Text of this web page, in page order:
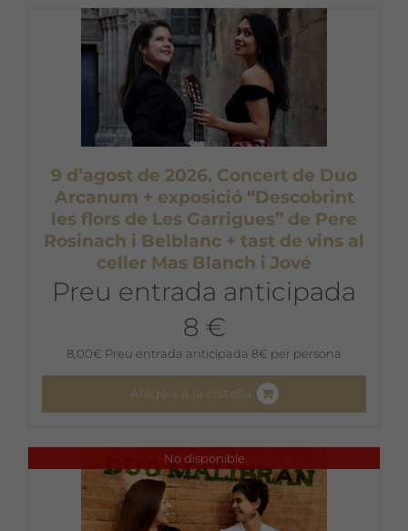
9 d’agost de 2026. Concert de Duo
Arcanum + exposició “Descobrint
les flors de Les Garrigues” de Pere
Rosinach i Belblanc + tast de vins al
celler Mas Blanch i Jové
Preu entrada anticipada
8 €
8,00€ Preu entrada anticipada 8€ per persona
Afegeix a la cistella
No disponible